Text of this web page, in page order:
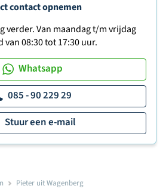
contact opnemen
verder. Van maandag t/m vrijdag
van 08:30 tot 17:30 uur.
Whatsapp
085 - 90 229 29
Stuur een e-mail
Pieter uit Wagenberg